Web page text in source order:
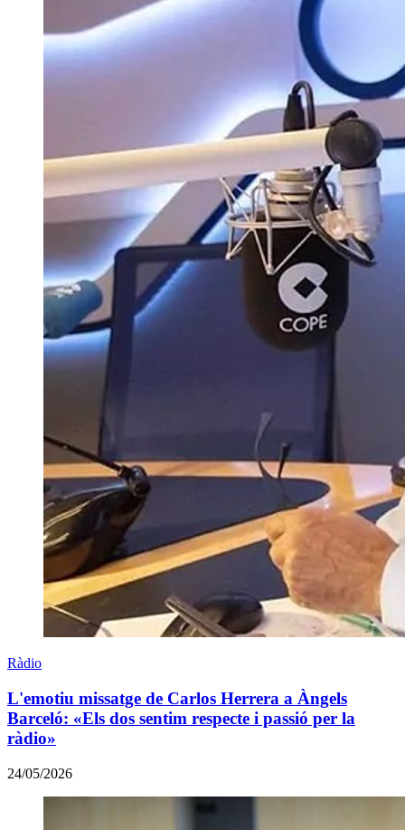
Ràdio
L'emotiu missatge de Carlos Herrera a Àngels
Barceló: «Els dos sentim respecte i passió per la
ràdio»
24/05/2026